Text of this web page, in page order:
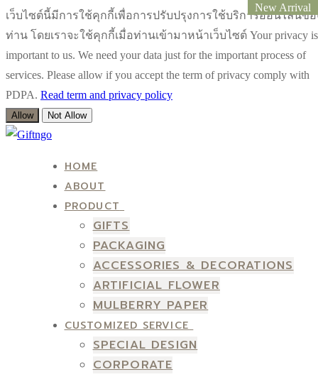
เว็บไซต์นี้มีการใช้คุกกี้เพื่อการปรับปรุงการใช้บริการออนไลน์ขอ
ท่าน โดยเราจะใช้คุกกี้เมื่อท่านเข้ามาหน้าเว็บไซต์ Your privacy is
important to us. We need your data just for the important process of
services. Please allow if you accept the term of privacy comply with
PDPA. Read term and privacy policy
Allow Not Allow
Skip
Menu
Close
HOME
ABOUT
PRODUCT
GIFTS
PACKAGING
ACCESSORIES & DECORATIONS
ARTIFICIAL FLOWER
MULBERRY PAPER
CUSTOMIZED SERVICE
SPECIAL DESIGN
CORPORATE
New Arrival
New Arrival
New Arrival
New Arrival